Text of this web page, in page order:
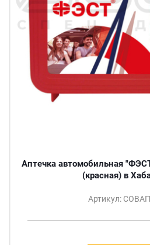
Аптечка автомобильная
(красная) в
Артикул: